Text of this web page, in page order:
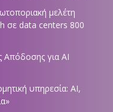
μελέτη
σε data centers 800
για AI
υπηρεσία: AI,